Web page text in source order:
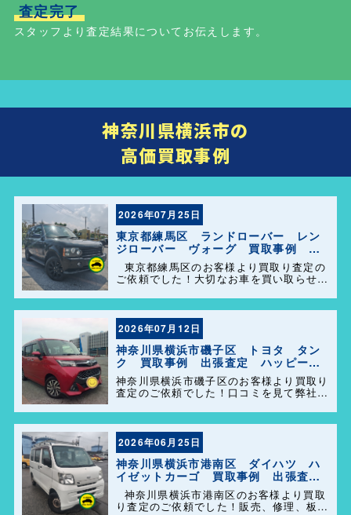
査定完了
スタッフより査定結果についてお伝えします。
神奈川県横浜市の
高価買取事例
2026年07月25日
東京都練馬区 ランドローバー レン
ジローバー ヴォーグ 買取事例 出
張査定 ハッピーカーズ港南店！
東京都練馬区のお客様より買取り査定の
ご依頼でした！大切なお車を買い取らせて
の事をよろしくお願いします＼(^o^)／
2026年07月12日
神奈川県横浜市磯子区 トヨタ タン
ク 買取事例 出張査定 ハッピーカ
ーズ港南店！
神奈川県横浜市磯子区のお客様より買取り
査定のご依頼でした！口コミを見て弊社を
事があれば気軽にご相談して下さい(^o^)
／
2026年06月25日
神奈川県横浜市港南区 ダイハツ ハ
イゼットカーゴ 買取事例 出張査
定 ハッピーカーズ港南店！
神奈川県横浜市港南区のお客様より買取
り査定のご依頼でした！販売、修理、板